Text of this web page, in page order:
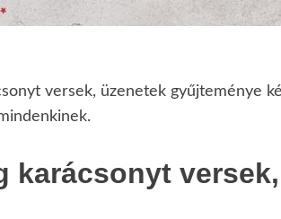
versek, üzenetek gyűjteménye
karácsonyt